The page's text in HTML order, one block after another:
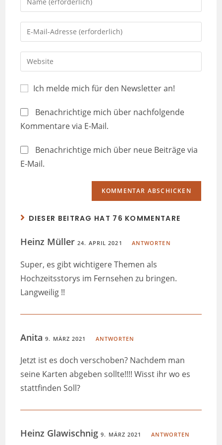
Ich melde mich für den Newsletter an!
Benachrichtige mich über nachfolgende
Kommentare via E-Mail.
Benachrichtige mich über neue Beiträge via
E-Mail.
DIESER BEITRAG HAT 76 KOMMENTARE
Heinz Müller24. APRIL 2021 ANTWORTEN
Super, es gibt wichtigere Themen als
Hochzeitsstorys im Fernsehen zu bringen.
Langweilig !!
Anita9. MÄRZ 2021 ANTWORTEN
Jetzt ist es doch verschoben? Nachdem man
seine Karten abgeben sollte!!!! Wisst ihr wo es
stattfinden Soll?
Heinz Glawischnig9. MÄRZ 2021 ANTWORTEN